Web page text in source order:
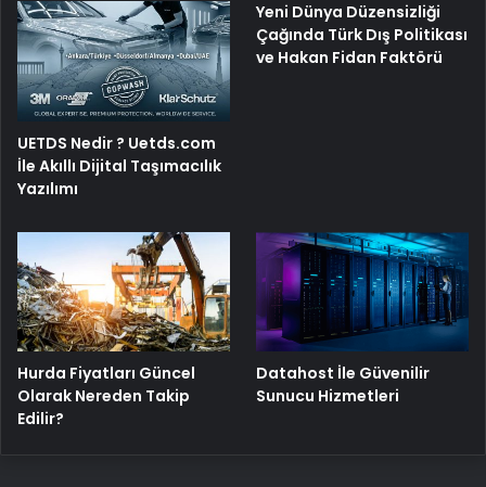
UETDS Nedir ? Uetds.com
İle Akıllı Dijital Taşımacılık
Yazılımı
Yeni Dünya Düzensizliği
Çağında Türk Dış Politikası
ve Hakan Fidan Faktörü
Hurda Fiyatları Güncel
Olarak Nereden Takip
Edilir?
Datahost İle Güvenilir
Sunucu Hizmetleri